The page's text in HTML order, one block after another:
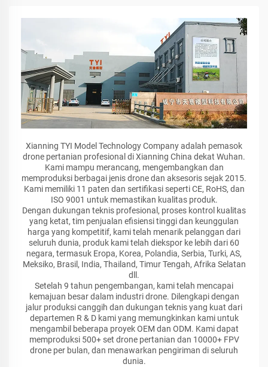
Xianning TYI Model Technology Company adalah pemasok
drone pertanian profesional di Xianning China dekat Wuhan.
Kami mampu merancang, mengembangkan dan
memproduksi berbagai jenis drone dan aksesoris sejak 2015.
Kami memiliki 11 paten dan sertifikasi seperti CE, RoHS, dan
ISO 9001 untuk memastikan kualitas produk.
Dengan dukungan teknis profesional, proses kontrol kualitas
yang ketat, tim penjualan efisiensi tinggi dan keunggulan
harga yang kompetitif, kami telah menarik pelanggan dari
seluruh dunia, produk kami telah diekspor ke lebih dari 60
negara, termasuk Eropa, Korea, Polandia, Serbia, Turki, AS,
Meksiko, Brasil, India, Thailand, Timur Tengah, Afrika Selatan
dll.
Setelah 9 tahun pengembangan, kami telah mencapai
kemajuan besar dalam industri drone. Dilengkapi dengan
jalur produksi canggih dan dukungan teknis yang kuat dari
departemen R & D kami yang memungkinkan kami untuk
mengambil beberapa proyek OEM dan ODM. Kami dapat
memproduksi 500+ set drone pertanian dan 10000+ FPV
drone per bulan, dan menawarkan pengiriman di seluruh
dunia.